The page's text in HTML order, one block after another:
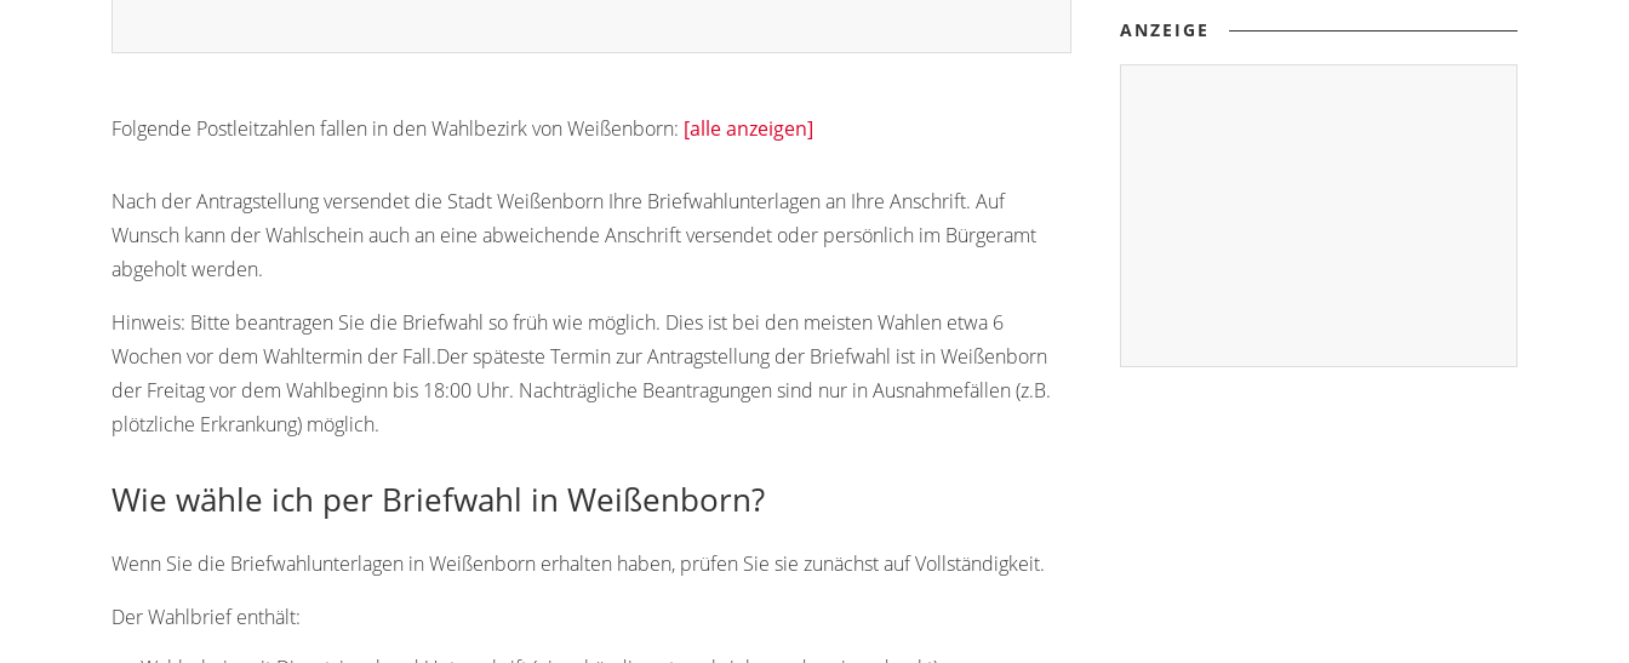
Folgende Postleitzahlen fallen in den Wahlbezirk von Weißenborn: [alle anzeigen]
Nach der Antragstellung versendet die Stadt Weißenborn Ihre Briefwahlunterlagen an Ihre Anschrift. Auf
Wunsch kann der Wahlschein auch an eine abweichende Anschrift versendet oder persönlich im Bürgeramt
abgeholt werden.
Hinweis: Bitte beantragen Sie die Briefwahl so früh wie möglich. Dies ist bei den meisten Wahlen etwa 6
Wochen vor dem Wahltermin der Fall.Der späteste Termin zur Antragstellung der Briefwahl ist in Weißenborn
der Freitag vor dem Wahlbeginn bis 18:00 Uhr. Nachträgliche Beantragungen sind nur in Ausnahmefällen (z.B.
plötzliche Erkrankung) möglich.
Wie wähle ich per Briefwahl in Weißenborn?
Wenn Sie die Briefwahlunterlagen in Weißenborn erhalten haben, prüfen Sie sie zunächst auf Vollständigkeit.
Der Wahlbrief enthält:
ANZEIGE